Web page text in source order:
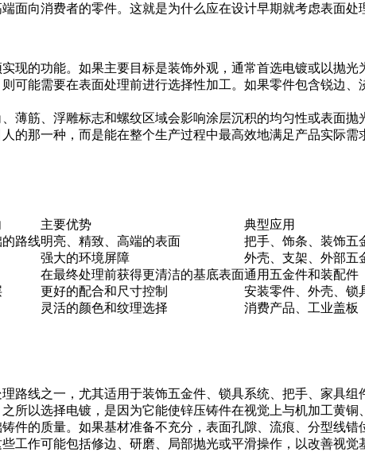
面向消费者的零件。这就是为什么应在设计早期就考虑表面处
现的功能。如果主要目标是装饰外观，通常首选电镀或以抛
可能需要在表面处理前进行选择性加工。如果零件包含锐边
薄筋、浮雕标志和螺纹区域会影响涂层沉积的均匀性或表面
的那一种，而是能在整个生产过程中最高效地满足产品实际需
主要优势
典型应用
路线明亮、精致、高端的表面
把手、饰条、装饰五
强大的环境屏障
外壳、支架、外部五
在最终处理前获得更清洁的基底表面通用五金件和装配件
更好的配合和尺寸控制
安装零件、外壳、锁
灵活的颜色和纹理选择 消费产品、工业盖板
路线之一，尤其适用于装饰五金件、锁具系统、把手、家具
所以选择电镀，是因为它能使锌压铸件在视觉上与机加工黄
件的质量。如果基材准备不充分，表面孔隙、流痕、分型线
工作可能包括修边、研磨、局部抛光或平滑操作，以改善视